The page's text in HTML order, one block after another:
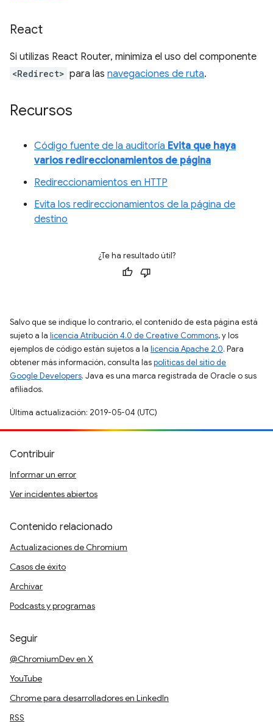
React
Si utilizas React Router, minimiza el uso del componente
<Redirect> para las navegaciones de ruta.
Recursos
Código fuente de la auditoría Evita que haya
varios redireccionamientos de página
Redireccionamientos en HTTP
Evita los redireccionamientos de la página de
destino
¿Te ha resultado útil?
Salvo que se indique lo contrario, el contenido de esta página está
sujeto a la licencia Atribución 4.0 de Creative Commons, y los
ejemplos de código están sujetos a la licencia Apache 2.0. Para
obtener más información, consulta laspolíticas del sitio de
Google Developers. Java es una marca registrada de Oracle o sus
afiliados.
Última actualización: 2019-05-04 (UTC)
Contribuir
Informar un error
Ver incidentes abiertos
Contenido relacionado
Actualizaciones de Chromium
Casos de éxito
Archivar
Podcasts y programas
Seguir
@ChromiumDev en X
YouTube
Chrome para desarrolladores en LinkedIn
RSS